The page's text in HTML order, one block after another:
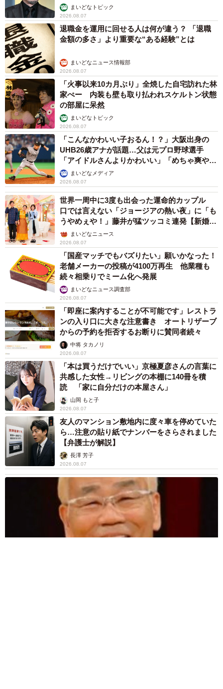
まいどなトピック
2026.08.07
退職金を運用に回せる人は何が違う？ 「退職
金額の多さ」より重要な“ある経験”とは
まいどなニュース情報部
2026.08.07
「火事以来10カ月ぶり」全焼した自宅訪れた林
家ぺー 内装も壁も取り払われスケルトン状態
の部屋に呆然
まいどなトピック
2026.08.07
「こんなかわいい子おるん！？」大阪出身の
UHB26歳アナが話題…父は元プロ野球選手
「アイドルさんよりかわいい」「めちゃ爽や
か」まいどなメディア
2026.08.07
世界一周中に3度も出会った運命的カップル
口では言えない「ジョージアの熱い夜」に「も
うやめぇや！」藤井が猛ツッコミ連発【新婚さ
ん】まいどなニュース
2026.08.07
「国産マッチでもバズりたい」願いかなった！
老舗メーカーの投稿が4100万再生 他業種も
続々相乗りでミーム化へ発展
まいどなニュース調査部
2026.08.07
「即座に案内することが不可能です」レストラ
ンの入り口に大きな注意書き オートリザーブ
からの予約を拒否するお断りに賛同者続々
中将 タカノリ
2026.08.07
「本は買うだけでいい」京極夏彦さんの言葉に
共感した女性→リビングの本棚に140冊を積
読 「家に自分だけの本屋さん」
山岡 もと子
2026.08.07
友人のマンション敷地内に度々車を停めていた
ら…注意の貼り紙でナンバーをさらされました
【弁護士が解説】
長澤 芳子
2026.08.07